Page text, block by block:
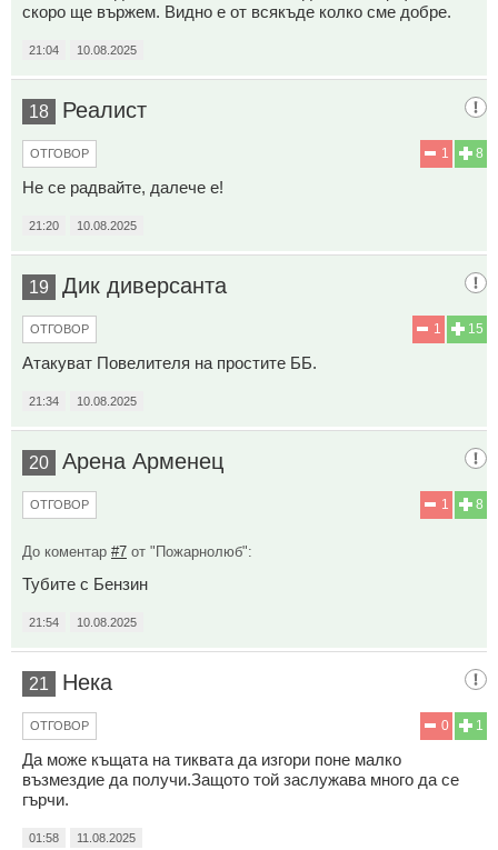
скоро ще вържем. Видно е от всякъде колко сме добре.
21:04 10.08.2025
18 Реалист
8
1
ОТГОВОР
Не се радвайте, далече е!
21:20 10.08.2025
19 Дик диверсанта
15
1
ОТГОВОР
Атакуват Повелителя на простите ББ.
21:34 10.08.2025
20 Арена Арменец
8
1
ОТГОВОР
До коментар #7 от "Пожарнолюб":
Тубите с Бензин
21:54 10.08.2025
21 Нека
1
0
ОТГОВОР
Да може къщата на тиквата да изгори поне малко
възмездие да получи.Защото той заслужава много да се
гърчи.
01:58 11.08.2025